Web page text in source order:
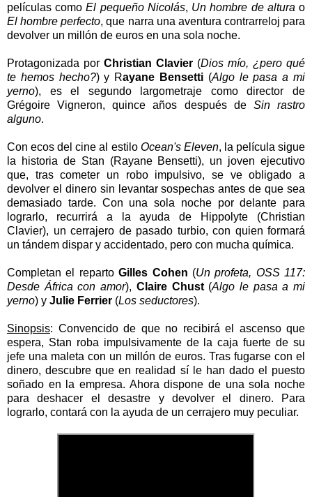
películas comoEl pequeño Nicolás, Un hombre de altura o
El hombre perfecto, que narra una aventura contrarreloj para
devolver un millón de euros en una sola noche.
Protagonizada por Christian Clavier (Dios mío, ¿pero qué
te hemos hecho?) y Rayane Bensetti (Algo le pasa a mi
yerno), es el segundo largometraje como director de
Grégoire Vigneron, quince años después de Sin rastro
alguno.
Con ecos del cine al estilo Ocean's Eleven, la película sigue
la historia de Stan (Rayane Bensetti), un joven ejecutivo
que, tras cometer un robo impulsivo, se ve obligado a
devolver el dinero sin levantar sospechas antes de que sea
demasiado tarde. Con una sola noche por delante para
lograrlo, recurrirá a la ayuda de Hippolyte (Christian
Clavier), un cerrajero de pasado turbio, con quien formará
un tándem dispar y accidentado, pero con mucha química.
Completan el repartoGilles Cohen (Un profeta, OSS 117:
Desde África con amor), Claire Chust(Algo le pasa a mi
yerno) y Julie Ferrier (Los seductores).
Sinopsis: Convencido de que no recibirá el ascenso que
espera, Stan roba impulsivamente de la caja fuerte de su
jefe una maleta con un millón de euros. Tras fugarse con el
dinero, descubre que en realidad sí le han dado el puesto
soñado en la empresa. Ahora dispone de una sola noche
para deshacer el desastre y devolver el dinero. Para
lograrlo, contará con la ayuda de un cerrajero muy peculiar.